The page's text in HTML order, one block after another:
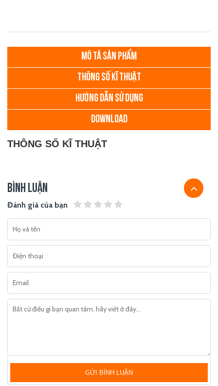
MÔ TẢ SẢN PHẨM
THÔNG SỐ KĨ THUẬT
HƯỚNG DẪN SỬ DỤNG
DOWNLOAD
THÔNG SỐ KĨ THUẬT
BÌNH LUẬN
Đánh giá của bạn
GỬI BÌNH LUẬN